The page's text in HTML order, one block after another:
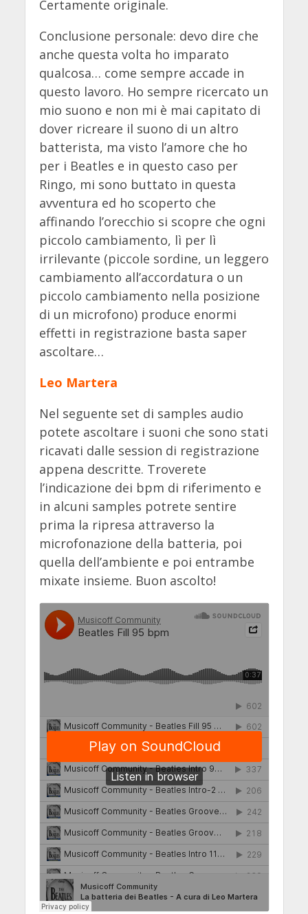
Certamente originale.
Conclusione personale: devo dire che
anche questa volta ho imparato
qualcosa… come sempre accade in
questo lavoro. Ho sempre ricercato un
mio suono e non mi è mai capitato di
dover ricreare il suono di un altro
batterista, ma visto l’amore che ho
per i Beatles e in questo caso per
Ringo, mi sono buttato in questa
avventura ed ho scoperto che
affinando l’orecchio si scopre che ogni
piccolo cambiamento, lì per lì
irrilevante (piccole sordine, un leggero
cambiamento all’accordatura o un
piccolo cambiamento nella posizione
di un microfono) produce enormi
effetti in registrazione basta saper
ascoltare…
Leo Martera
Nel seguente set di samples audio
potete ascoltare i suoni che sono stati
ricavati dalle session di registrazione
appena descritte. Troverete
l’indicazione dei bpm di riferimento e
in alcuni samples potrete sentire
prima la ripresa attraverso la
microfonazione della batteria, poi
quella dell’ambiente e poi entrambe
mixate insieme. Buon ascolto!